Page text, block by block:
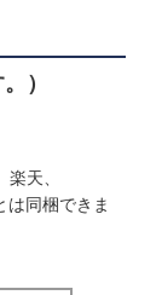
）
天、
は同梱できま